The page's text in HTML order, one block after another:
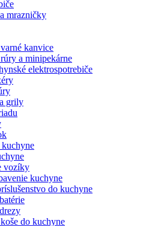
mrazničky
kanvice
a minipekárne
elektrospotrebiče
grily
vozíky
kuchyne
do kuchyne
do kuchyne